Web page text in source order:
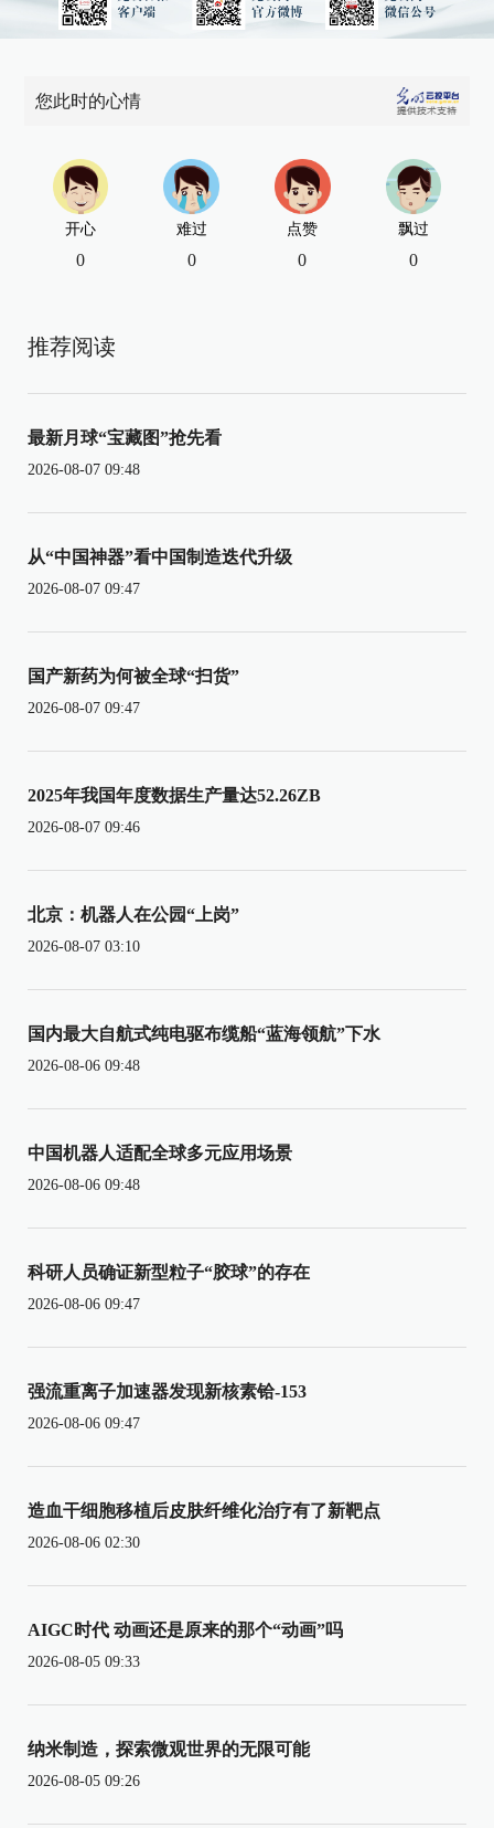
您此时的心情
开心
0
难过
0
点赞
0
飘过
0
推荐阅读
最新月球“宝藏图”抢先看
2026-08-07 09:48
从“中国神器”看中国制造迭代升级
2026-08-07 09:47
国产新药为何被全球“扫货”
2026-08-07 09:47
2025年我国年度数据生产量达52.26ZB
2026-08-07 09:46
北京：机器人在公园“上岗”
2026-08-07 03:10
国内最大自航式纯电驱布缆船“蓝海领航”下水
2026-08-06 09:48
中国机器人适配全球多元应用场景
2026-08-06 09:48
科研人员确证新型粒子“胶球”的存在
2026-08-06 09:47
强流重离子加速器发现新核素铪-153
2026-08-06 09:47
造血干细胞移植后皮肤纤维化治疗有了新靶点
2026-08-06 02:30
AIGC时代 动画还是原来的那个“动画”吗
2026-08-05 09:33
纳米制造，探索微观世界的无限可能
2026-08-05 09:26